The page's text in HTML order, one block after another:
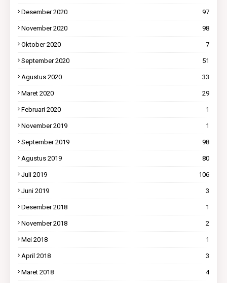
Desember 2020 97
November 2020 98
Oktober 2020 7
September 2020 51
Agustus 2020 33
Maret 2020 29
Februari 2020 1
November 2019 1
September 2019 98
Agustus 2019 80
Juli 2019 106
Juni 2019 3
Desember 2018 1
November 2018 2
Mei 2018 1
April 2018 3
Maret 2018 4